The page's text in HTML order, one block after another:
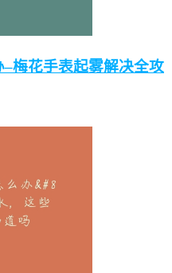
梅花手表起雾解决全攻